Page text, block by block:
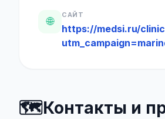
🌐
САЙТ
https://medsi.ru/
🗺️Контакты и